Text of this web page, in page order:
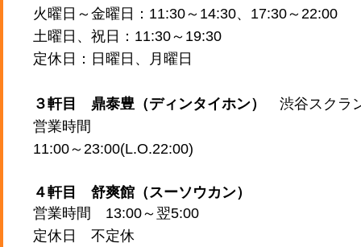
火曜日～金曜日：11:30～14:30、17:30～22:00
土曜日、祝日：11:30～19:30
定休日：日曜日、月曜日
３軒目 鼎泰豊（ディンタイホン）
渋谷スクラ
営業時間
11:00～23:00(L.O.22:00)
４軒目 舒爽館（スーソウカン）
営業時間 13:00～翌5:00
定休日 不定休